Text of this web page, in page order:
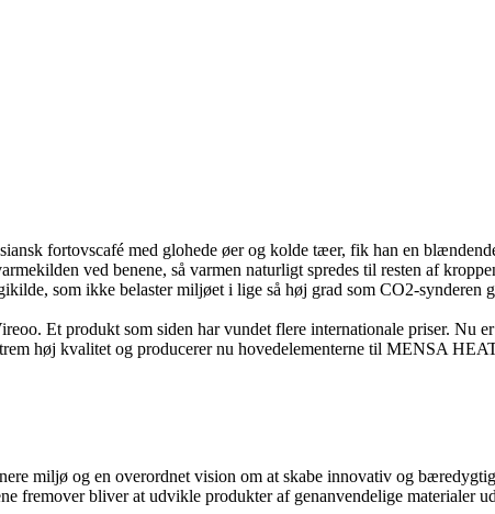
fortovscafé med glohede øer og kolde tæer, fik han en
ved benene, så varmen naturligt spredes til resten af
som ikke belaster miljøet i lige så høj grad som CO2-synderen
Et produkt som siden har vundet flere internationale priser. Nu
høj kvalitet og producerer nu hovedelementerne til MENSA
miljø og en overordnet vision om at skabe innovativ og
fremover bliver at udvikle produkter af genanvendelige materialer